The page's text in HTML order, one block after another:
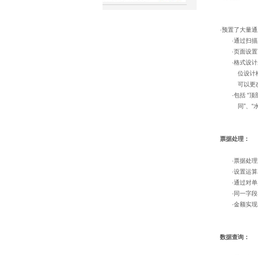
·预置了大量
·通过扫描
·页面设置
·格式设计
位设计格式
可以更改对
·包括 “顶部
同”、“水平
票据处理：
·票据处理
·设置运算
·通过对单
·同一字段
·金额实现
数据查询：